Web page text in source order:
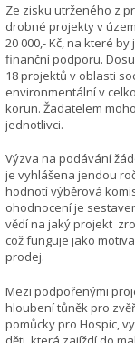
Ze zisku utrženého z
drobné projekty v
20 000,- Kč, na které
finanční podporu.
18 projektů v oblasti
environmentální v
korun. Žadatelem
jednotlivci.
Výzva na podávání
je vyhlášena jendou
hodnotí výběrová
ohodnocení je
vědí na jaký projekt
což funguje jako
prodej.
Mezi podpořenými
hloubení tůněk pro
pomůcky pro Hospic,